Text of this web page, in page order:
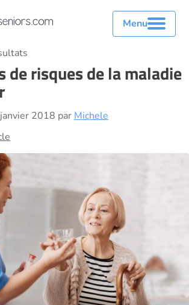
Menu
de risques de la maladie
2018 par Michele